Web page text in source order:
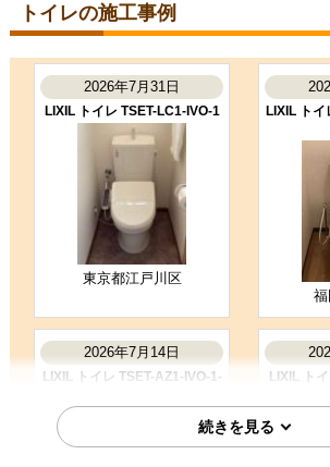
2025年10月20日
岐阜県関市
トイレ工事のお客様
BC-Z30S--DT-Z382-BW1
丁寧で、都度説明をしていただき、
安心してお任せできました。
（ご本人様より）
工事満足度 ★★★★★ 受注満足度
サイトが見やすかった 価格が安かった
お客様の声をもっと見る
トイレの施工事例
2026年7月31日
LIXIL トイレ TSET-LC1-IVO-1
東京都江戸川区
LIXIL トイ
2026年7月14日
LIXIL トイレ TSET-AZ1-IVO-1-
LIXIL ト